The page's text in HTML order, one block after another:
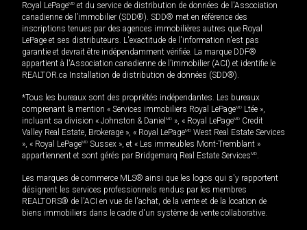
Royal LePageMD et du service de distribution de données de l'Association
canadienne de l’immobilier (SDD®). SDD® met en référence des
inscriptions tenues par des agences immobilières autres que Royal
LePage et ses distributeurs. L'exactitude de l'information n'est pas
garantie et devrait être indépendamment vérifiée. La marque DDF®
appartient à l'Association canadienne de l’immobilier (ACI) et identifie le
REALTOR.ca Installation de distribution de données (SDD®).
*Tous les bureaux sont des propriétés indépendantes. Les bureaux
comprenant la mention « Services immobiliers Royal LePageMD Ltée »,
incluant sa division « Johnston & Daniel MD », « Royal LePageMD Credit
Valley Real Estate, Brokerage », « Royal LePageMD West Real Estate Services
», « Royal LePageMD Sussex », et « Les immeubles Mont-Tremblant »
appartiennent et sont gérés par Bridgemarq Real Estate ServicesMD.
Les marques de commerce MLS® ainsi que les logos qui s'y rapportent
désignent les services professionnels rendus par les membres
REALTORS® de l'ACI en vue de l'achat, de la vente et de la location de
biens immobiliers dans le cadre d'un système de vente collaborative.